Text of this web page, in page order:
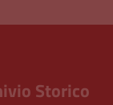
Storico